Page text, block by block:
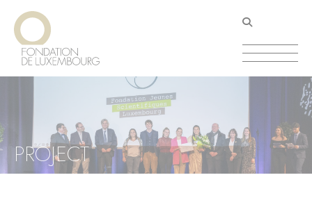
Aller
contenu
principal
PROJECT
Panneau de gestion des cookies